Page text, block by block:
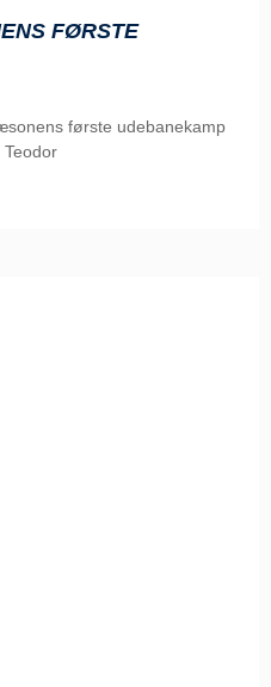
FØRSTE
første udebanekamp
Teodor